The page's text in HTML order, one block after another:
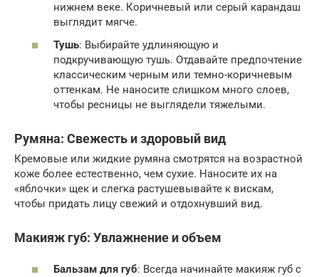
нижнем веке. Коричневый или серый карандаш
выглядит мягче.
Тушь: Выбирайте удлиняющую и
подкручивающую тушь. Отдавайте предпочтение
классическим черным или темно-коричневым
оттенкам. Не наносите слишком много слоев,
чтобы ресницы не выглядели тяжелыми.
Румяна: Свежесть и здоровый вид
Кремовые или жидкие румяна смотрятся на возрастной
коже более естественно, чем сухие. Наносите их на
«яблочки» щек и слегка растушевывайте к вискам,
чтобы придать лицу свежий и отдохнувший вид.
Макияж губ: Увлажнение и объем
Бальзам для губ: Всегда начинайте макияж губ с